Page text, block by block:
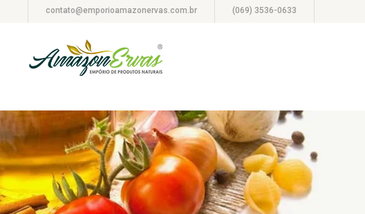
contato@emporioamazonervas.com.br (069) 3536-0633